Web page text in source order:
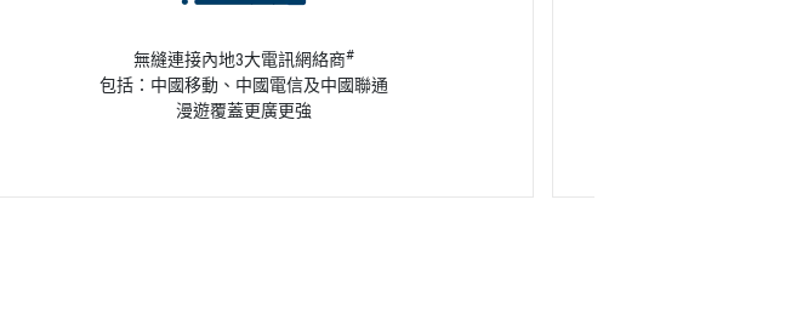
無縫連接內地3大電訊網絡商#
包括：中國移動、中國電信及中國聯通
漫遊覆蓋更廣更強